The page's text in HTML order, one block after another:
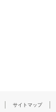
サイトマップ